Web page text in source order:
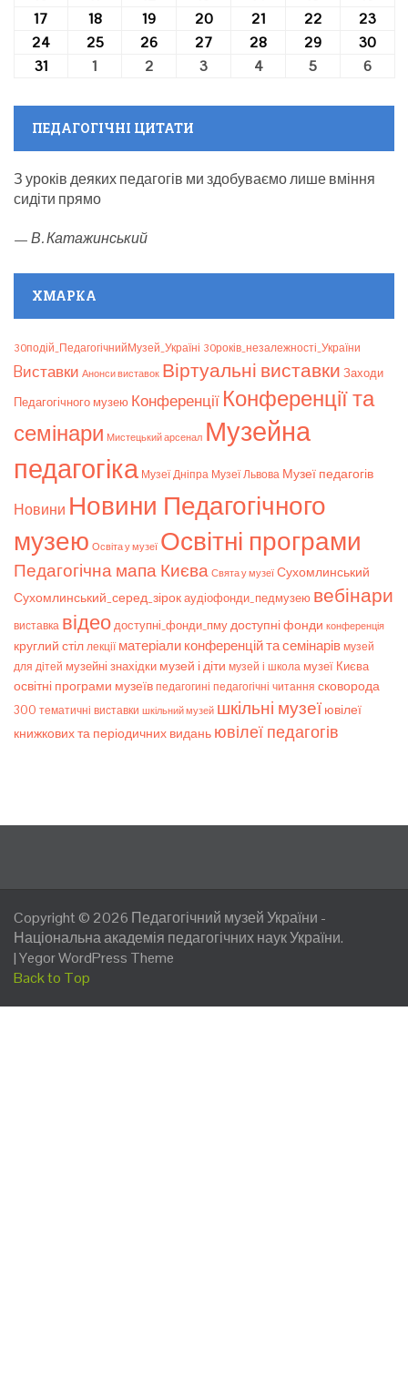
17 17.08.2026
1818.08.2026
19 19.08.2026
2020.08.2026
21 21.08.2026
22 22.08.2026
23
24 24.08.2026
2525.08.2026
26 26.08.2026
27 27.08.2026
28 28.08.2026
29 29.08.2026
30
31 31.08.2026
1 01.09.2026
2 02.09.2026
3 03.09.2026
404.09.2026
5 05.09.2026
6
ПЕДАГОГІЧНІ ЦИТАТИ
З уроків деяких педагогів ми здобуваємо лише вміння
сидіти прямо
—В. Катажинський
ХМАРКА
30подій_ПедагогічнийМузей_Україні 30років_незалежності_України
Bиставки Анонси виставок Віртуальні виставки Заходи
Педагогічного музею Конференції Конференції та
семінари Мистецький арсенал Музейна
педагогіка Музеї Дніпра Музеї Львова Музеї педагогів
Новини Новини Педагогічного
музею Освіта у музеї Освітні програми
Педагогічна мапа Києва Свята у музеї Сухомлинський
Сухомлинський_серед_зірокаудіофонди_педмузею вебінари
виставка відеодоступні_фонди_пмудоступні фонди конференція
круглий стіл лекції матеріали конференцій та семінарів музей
для дітей музейні знахідки музей і діти музей і школа музеї Києва
освітні програми музеїв педагогині педагогічні читання сковорода
300 тематичні виставки шкільний музей шкільні музеї ювілеї
книжкових та періодичних видань ювілеї педагогів
Copyright © 2026 Педагогічний музей України -
Національна академія педагогічних наук України.
|Yegor WordPress Theme
Back to Top